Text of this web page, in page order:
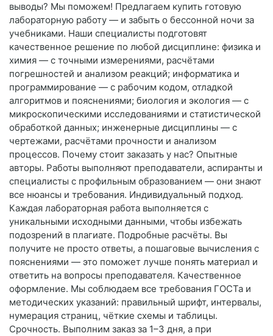
выводы? Мы поможем! Предлагаем купить готовую
лабораторную работу — и забыть о бессонной ночи за
учебниками. Наши специалисты подготовят
качественное решение по любой дисциплине: физика и
химия — с точными измерениями, расчётами
погрешностей и анализом реакций; информатика и
программирование — с рабочим кодом, отладкой
алгоритмов и пояснениями; биология и экология — с
микроскопическими исследованиями и статистической
обработкой данных; инженерные дисциплины — с
чертежами, расчётами прочности и анализом
процессов. Почему стоит заказать у нас? Опытные
авторы. Работы выполняют преподаватели, аспиранты и
специалисты с профильным образованием — они знают
все нюансы и требования. Индивидуальный подход.
Каждая лабораторная работа выполняется с
уникальными исходными данными, чтобы избежать
подозрений в плагиате. Подробные расчёты. Вы
получите не просто ответы, а пошаговые вычисления с
пояснениями — это поможет лучше понять материал и
ответить на вопросы преподавателя. Качественное
оформление. Мы соблюдаем все требования ГОСТа и
методических указаний: правильный шрифт, интервалы,
нумерация страниц, чёткие схемы и таблицы.
Срочность. Выполним заказ за 1–3 дня, а при